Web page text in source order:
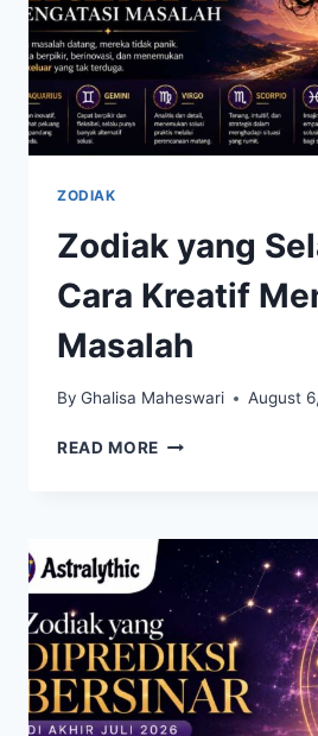
ZODIAK
Zodiak yang
Cara Kreatif
Masalah
By Ghalisa Maheswari August
READ MORE ZODIAK
CARA
KREATIF
MENGATASI
MASALAH